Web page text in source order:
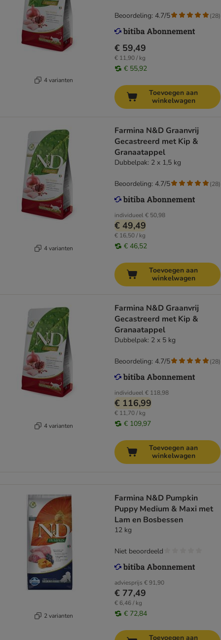
4 varianten
€ 59,49
€ 11,90 / kg
€ 55,92
Beoordeling: 4.7/5 (28)
Toevoegen aan
winkelwagen
4 varianten
Farmina N&D Graanvrij
Gecastreerd met Kip &
Granaatappel
Dubbelpak: 2 x 1,5 kg
individueel€ 50,98
€ 49,49
€ 16,50 / kg
€ 46,52
Beoordeling: 4.7/5 (28)
Toevoegen aan
winkelwagen
4 varianten
Farmina N&D Graanvrij
Gecastreerd met Kip &
Granaatappel
Dubbelpak: 2 x 5 kg
individueel€ 118,98
€ 116,99
€ 11,70 / kg
€ 109,97
Beoordeling: 4.7/5 (28)
Toevoegen aan
winkelwagen
2 varianten
Farmina N&D Pumpkin
Puppy Medium & Maxi met
Lam en Bosbessen
12 kg
adviesprijs € 91,90
€ 77,49
€ 6,46 / kg
€ 72,84
Niet beoordeeld
Toevoegen aan